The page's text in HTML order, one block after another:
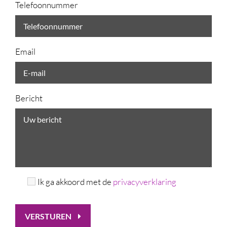
Telefoonnummer
Email
Bericht
Ik ga akkoord met de privacyverklaring
VERSTUREN